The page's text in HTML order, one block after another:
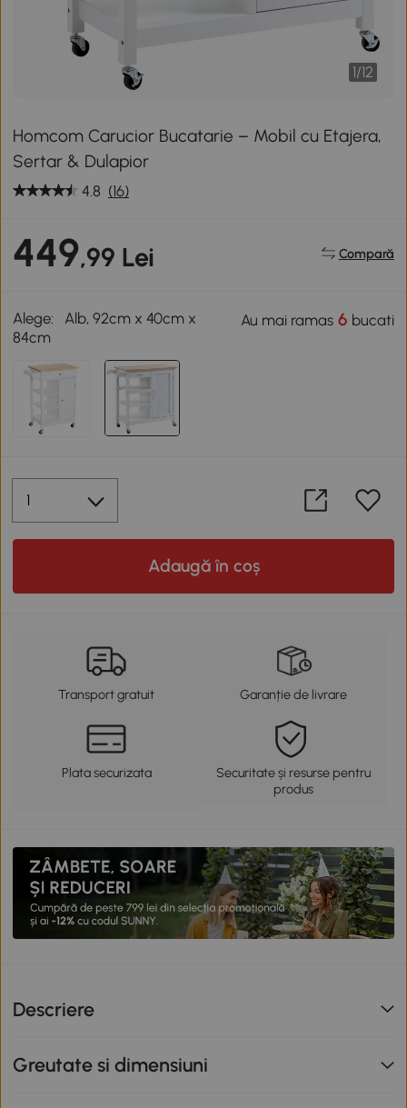
1/12
Homcom Carucior Bucatarie – Mobil cu Etajera,
Sertar & Dulapior
4.8 (16)
449,99 Lei Compară
Alege:
Alb, 92cm x 40cm x
84cm
Au mai ramas6 bucati
Adaugă în coș
Transport gratuit Garanție de livrare
Plata securizata
Securitate și resurse pentru
produs
Descriere
Greutate si dimensiuni